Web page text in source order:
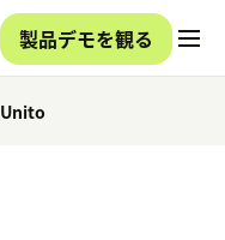
製品デモを観る
Unito